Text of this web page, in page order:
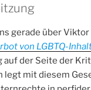
gerade über Viktor
von LGBTQ-
auf der Seite der
legt mit diesem